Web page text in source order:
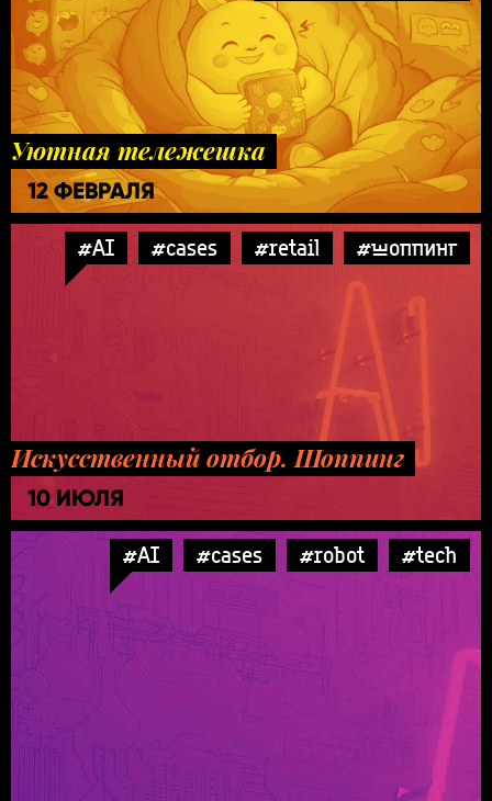
Уютная тележешка
12 ФЕВРАЛЯ
#AI #cases #retail #шоппинг
Искусственный отбор. Шоппинг
10 ИЮЛЯ
#AI #cases #robot #tech